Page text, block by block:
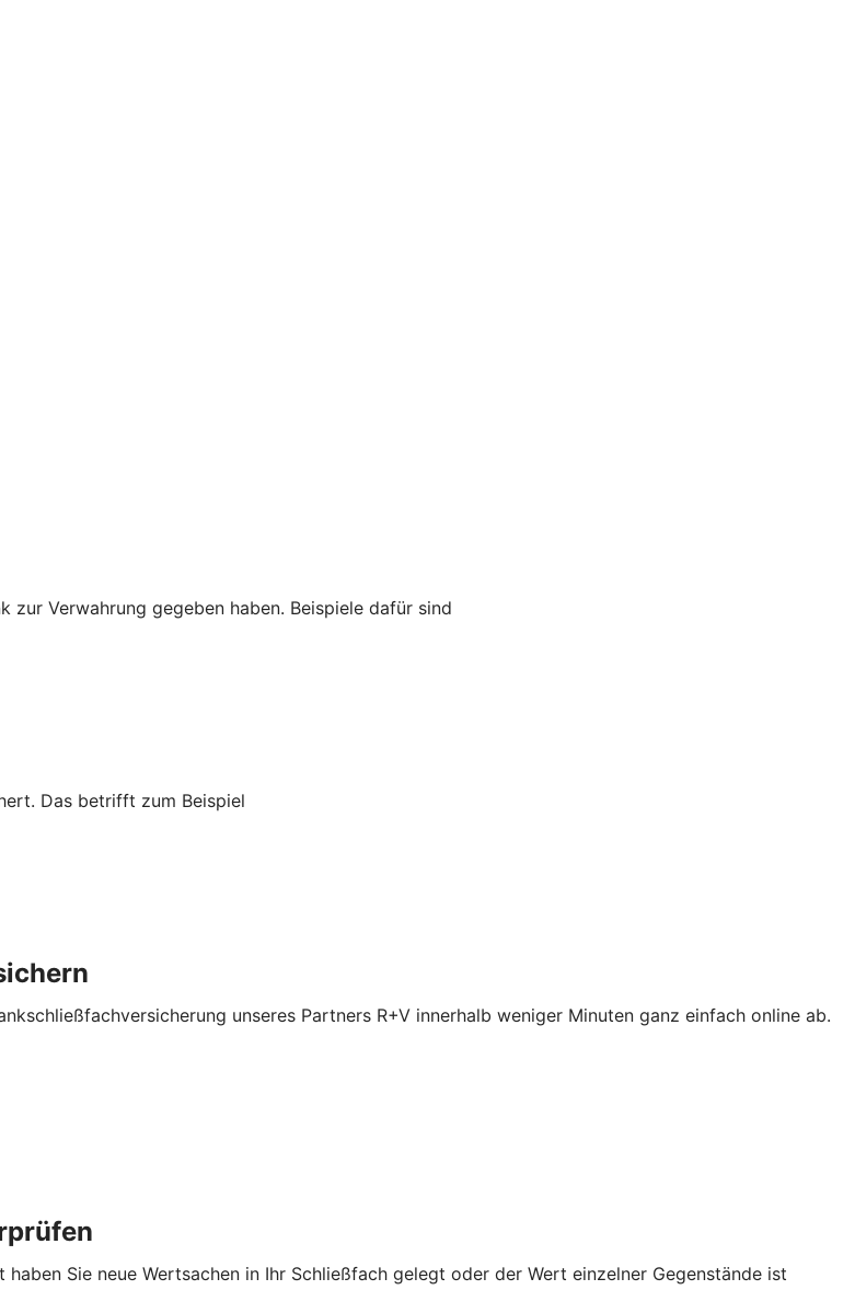
Verwahrung gegeben haben. Beispiele dafür sind
Das betrifft zum Beispiel
unseres Partners R+V innerhalb weniger Minuten ganz einfach online ab.
Sie neue Wertsachen in Ihr Schließfach gelegt oder der Wert einzelner Gegenstände ist